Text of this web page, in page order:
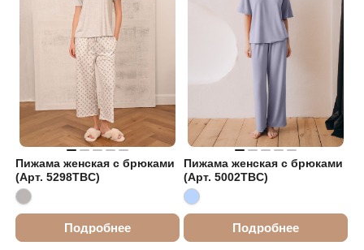
Пижама женская с брюками
(Арт. 5298TBC)
Подробнее
Пижама женская с брюками
(Арт. 5002TBC)
Подробнее